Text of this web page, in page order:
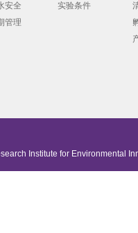
安全
管理
实验条件
Institute for Environmental